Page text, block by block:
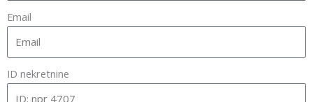
Email
ID nekretnine